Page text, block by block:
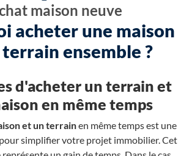
maison neuve
acheter une maison
ensemble ?
d'acheter un terrain et
en même temps
et un terrainen même temps est une
simplifier votre projet immobilier. Cet